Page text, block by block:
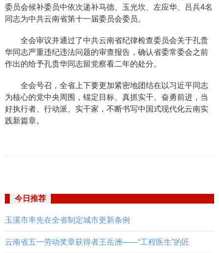
委员会候补委员中依次递补马德、玉光坎、左应华、吕兵4名
同志为中共云南省第十一届委员会委员。
全会审议并通过了中共云南省纪律检查委员会关于孔贵
华同志严重违纪违法问题的审查报告，确认省委常委会之前
作出的给予孔贵华同志留党察看二年的处分。
全会号召，全省上下要更加紧密地团结在以习近平同志
为核心的党中央周围，锚定目标、真抓实干、奋勇前进，当
好执行者、行动派、实干家，不断书写中国式现代化云南实
践新篇章。
今日推荐
玉溪市率先在全省制定城市更新条例
云南省五一劳动奖章获得者王岳洲——“工程医生”的匠